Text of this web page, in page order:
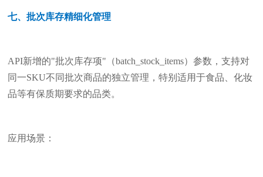
七、批次库存精细化管理
API新增的"批次库存项"（batch_stock_items）参数，支持对
同一SKU不同批次商品的独立管理，特别适用于食品、化妆
品等有保质期要求的品类。
应用场景：